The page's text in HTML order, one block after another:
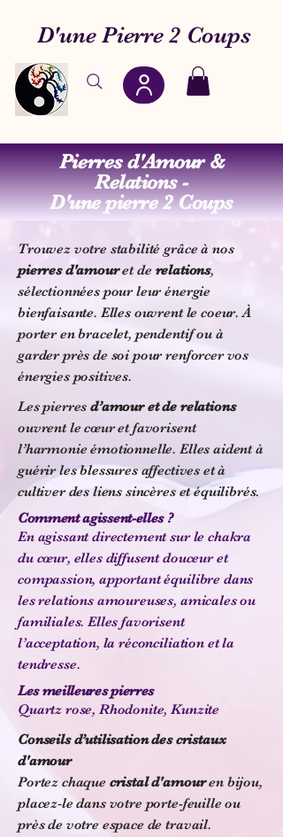
D'une Pierre 2 Coups
Pierres d'Amour &
Relations -
D'une pierre 2 Coups
Trouvez votre stabilité grâce à nos
pierres d'amouret de relations,
sélectionnées pour leur énergie
bienfaisante. Elles ouvrent le coeur. À
porter en bracelet, pendentif ou à
garder près de soi pour renforcer vos
énergies positives.
Les pierresd’amour et de relations
ouvrent le cœur et favorisent
l’harmonie émotionnelle. Elles aident à
guérir les blessures affectives et à
cultiver des liens sincères et équilibrés.
Comment agissent-elles ?
En agissant directement sur le chakra
du cœur, elles diffusent douceur et
compassion, apportant équilibre dans
les relations amoureuses, amicales ou
familiales. Elles favorisent
l’acceptation, la réconciliation et la
tendresse.
Les meilleures pierres
Quartz rose, Rhodonite, Kunzite
Conseils d’utilisation des cristaux
d'amour
Portez chaque cristal d'amouren bijou,
placez‑le dans votre porte-feuille ou
près de votre espace de travail.